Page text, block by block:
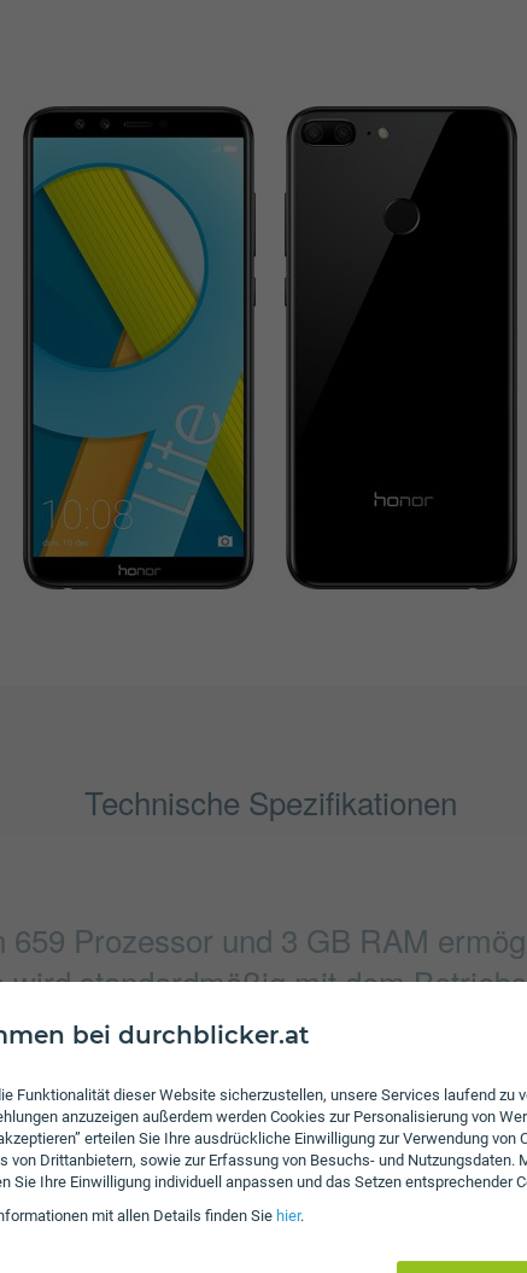
bei durchblicker.at
Funktionalität dieser Website sicherzustellen, unsere Services laufend zu
anzuzeigen außerdem werden Cookies zur Personalisierung von
erteilen Sie Ihre ausdrückliche Einwilligung zur Verwendung von
von Drittanbietern, sowie zur Erfassung von Besuchs- und Nutzungsdaten.
Sie Ihre Einwilligung individuell anpassen und das Setzen entsprechender
mit allen Details finden Sie hier.
Technische Spezifikationen
Prozessor und 3 GB RAM
standardmäßig mit dem
4160 x 3120 Pixel
4160 x 3120 Pixel
Bluetooth
NFC